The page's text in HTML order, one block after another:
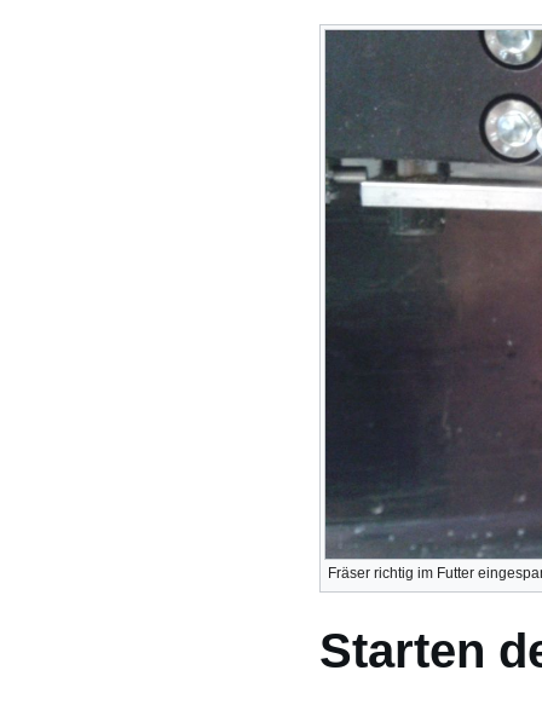
Fräser richtig im Futter
Starten